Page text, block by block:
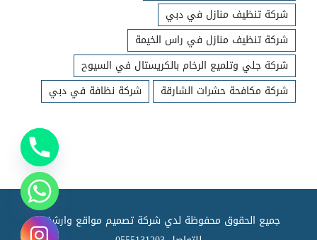
شركة تنظيف منازل في دبي
شركة تنظيف منازل في راس الخيمة
شركة جلي وتلميع الرخام بالكريستال في السيوح
شركة مكافحة حشرات الشارقة
شركة نظافة في دبي
جميع الحقوق محفوظة لدي شركة تصميم مواقع وارشفته